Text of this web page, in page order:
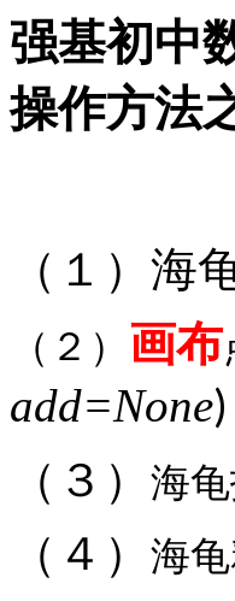
强基初中
操作方法
（１）海
（２） 画布
add=None)
（３） 海
（４） 海